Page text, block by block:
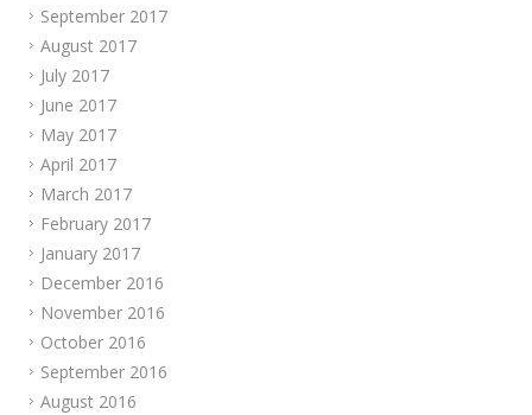
September 2017
August 2017
July 2017
June 2017
May 2017
April 2017
March 2017
February 2017
January 2017
December 2016
November 2016
October 2016
September 2016
August 2016